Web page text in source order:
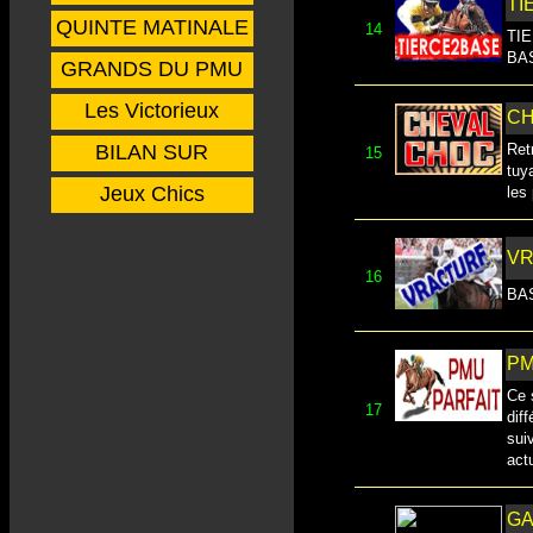
QUINTE MATINALE
GRANDS DU PMU
Les Victorieux
BILAN SUR
Jeux Chics
14
15
16
17
Ce